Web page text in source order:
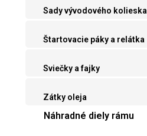
Sady vývodového kolieska
Štartovacie páky a relátka
Sviečky a fajky
Zátky oleja
Náhradné diely rámu